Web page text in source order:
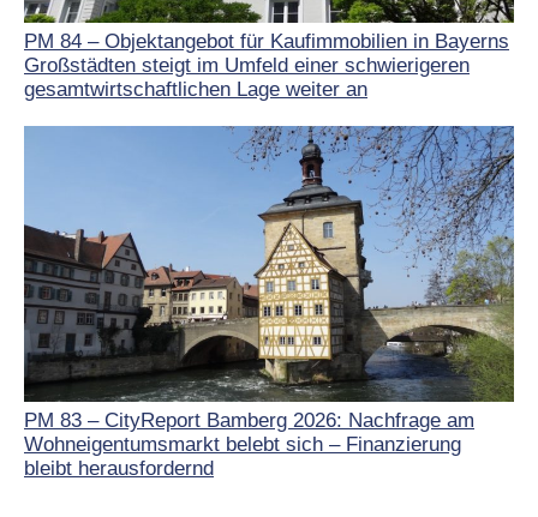
PM 84 – Objektangebot für Kaufimmobilien in Bayerns
Großstädten steigt im Umfeld einer schwierigeren
gesamtwirtschaftlichen Lage weiter an
PM 83 – CityReport Bamberg 2026: Nachfrage am
Wohneigentumsmarkt belebt sich – Finanzierung
bleibt herausfordernd